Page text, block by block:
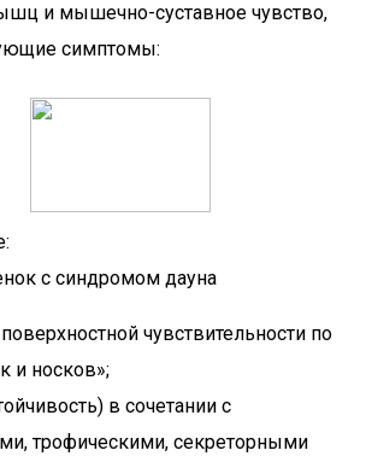
и мышечно-суставное чувство,
симптомы:
с синдромом дауна
чувствительности по
и носков»;
в сочетании с
трофическими, секреторными